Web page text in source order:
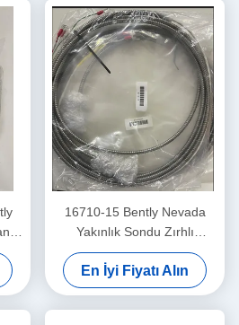
16710-15 Bently Nevada
Yakınlık Sondu Zırhlı
Bağlantı Kablosu -15 - C
En İyi Fiyatı Alın